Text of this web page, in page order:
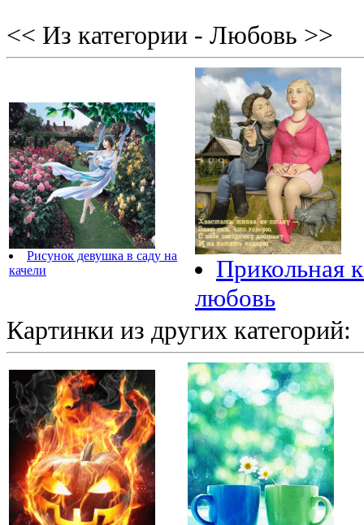
<< Из категории - Любовь >>
Рисунок девушка в саду на
качели
Прикольная
любовь
Картинки из других категорий: